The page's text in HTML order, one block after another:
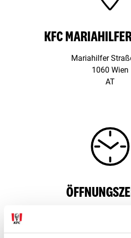
KFC
Mariahilfer
1060 Wien
AT
Schloßhofer